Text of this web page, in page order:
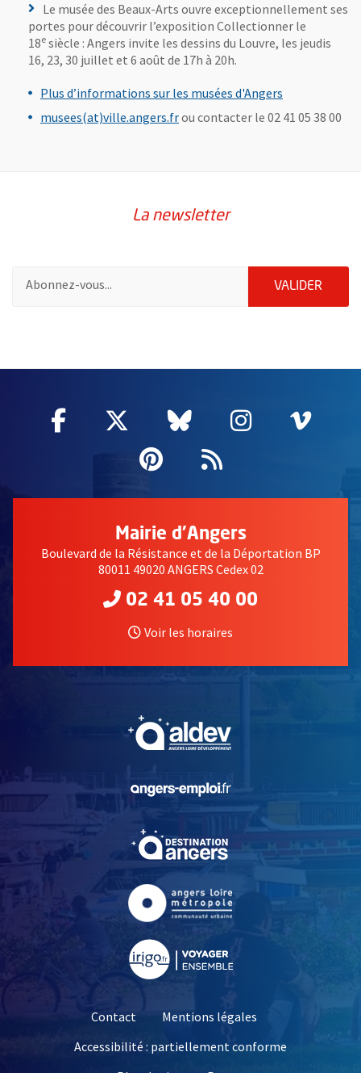
Le musée des Beaux-Arts ouvre exceptionnellement ses
portes pour découvrir l’exposition Collectionner le
18e siècle : Angers invite les dessins du Louvre, les jeudis
16, 23, 30 juillet et 6 août de 17h à 20h.
Plus d’informations sur les musées d'Angers
musees(at)ville.angers.fr, Ouvre une nouvelle fenêtre
ou contacter le 02 41 05 38 00
La newsletter
VALIDER
Facebook
, Ouvre une nouvelle fenêtre
Twitter
, Ouvre une nouvelle
Bluesky
, Ouvre une
Instagram
, Ouvre
,
Pinterest
, Ouvre une
Flux RSS
Mairie d'Angers
Boulevard de la Résistance et de la Déportation BP
80011 49020 ANGERS Cedex 02
02 41 05 40 00
Voir les horaires
, Ouvre une nouvelle
, Ouvre une nouvelle
Contact
Mentions légales
Accessibilité : partiellement conforme